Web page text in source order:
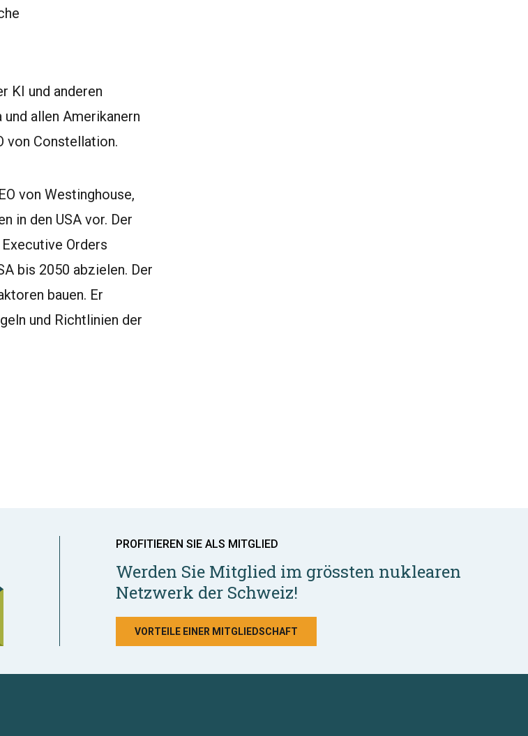
KI und anderen
allen Amerikanern
von Constellation.
von Westinghouse,
in den USA vor. Der
Orders
bis 2050 abzielen. Der
bauen. Er
und Richtlinien der
PROFITIEREN SIE ALS MITGLIED
Werden Sie Mitglied im grössten nuklearen
Netzwerk der Schweiz!
VORTEILE EINER MITGLIEDSCHAFT